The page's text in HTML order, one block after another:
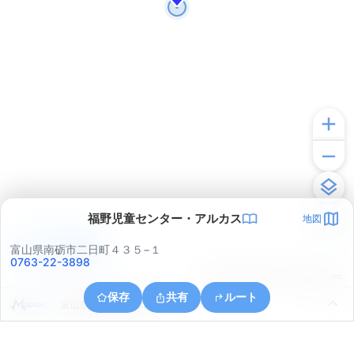
福野児童センター・アルカス 地図
富山県南砺市二日町４３５−１
0763-22-3898
保存 共有 ルート
富山県小矢部市下川崎
アプリで見る